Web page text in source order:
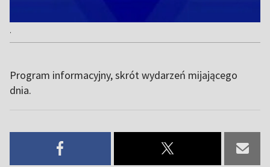
.
Program informacyjny, skrót wydarzeń mijającego
dnia.